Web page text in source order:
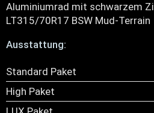
Aluminiumrad mit schwarzem
LT315/70R17 BSW Mud-Terrain
Ausstattung:
Standard Paket
High Paket